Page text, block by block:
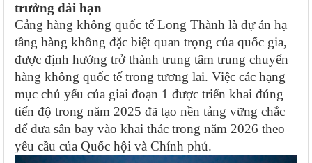
trưởng dài hạn
Cảng hàng không quốc tế Long Thành là dự án hạ
tầng hàng không đặc biệt quan trọng của quốc gia,
được định hướng trở thành trung tâm trung chuyển
hàng không quốc tế trong tương lai. Việc các hạng
mục chủ yếu của giai đoạn 1 được triển khai đúng
tiến độ trong năm 2025 đã tạo nền tảng vững chắc
để đưa sân bay vào khai thác trong năm 2026 theo
yêu cầu của Quốc hội và Chính phủ.